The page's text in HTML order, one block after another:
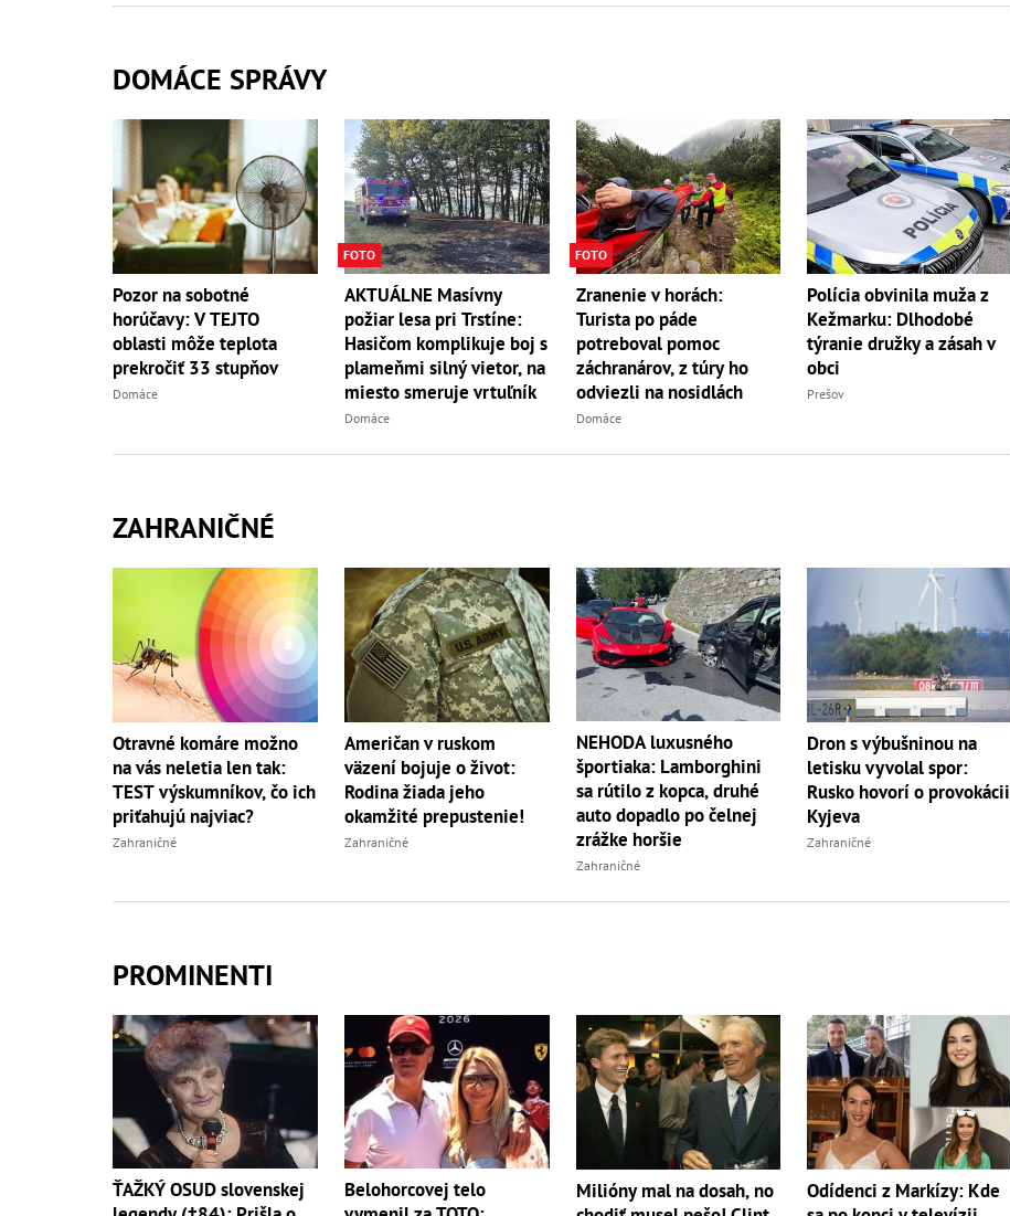
DOMÁCE SPRÁVY
Pozor na sobotné
horúčavy: V TEJTO
oblasti môže teplota
prekročiť 33 stupňov
Domáce
FOTO
AKTUÁLNE Masívny
požiar lesa pri Trstíne:
Hasičom komplikuje boj s
plameňmi silný vietor, na
miesto smeruje vrtuľník
Domáce
FOTO
Zranenie v horách:
Turista po páde
potreboval pomoc
záchranárov, z túry ho
odviezli na nosidlách
Domáce
Polícia obvinila muža z
Kežmarku: Dlhodobé
týranie družky a zásah v
obci
Prešov
ZAHRANIČNÉ
Otravné komáre možno
na vás neletia len tak:
TEST výskumníkov, čo ich
priťahujú najviac?
Zahraničné
Američan v ruskom
väzení bojuje o život:
Rodina žiada jeho
okamžité prepustenie!
Zahraničné
NEHODA luxusného
športiaka: Lamborghini
sa rútilo z kopca, druhé
auto dopadlo po čelnej
zrážke horšie
Zahraničné
Dron s výbušninou na
letisku vyvolal spor:
Rusko hovorí o provokácii
Kyjeva
Zahraničné
PROMINENTI
ŤAŽKÝ OSUD slovenskej
Belohorcovej telo
Milióny mal na dosah, no
Odídenci z Markízy: Kde